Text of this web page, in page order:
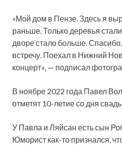
«Мой дом в Пензе. Здесь я
раньше. Только деревья
дворе стало больше.
встречу. Поехал в Нижний
концерт», — подписал
В ноябре 2022 года Павел
отметят 10-летие со дня
У Павла и Ляйсан есть сын
Юморист как-то признался,